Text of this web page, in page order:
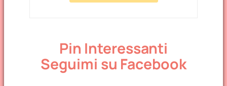
Pin Interessanti
Seguimi su Facebook